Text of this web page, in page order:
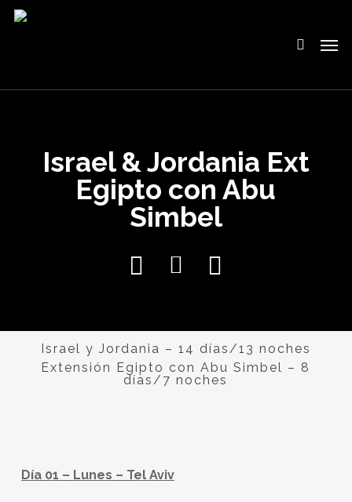
Skip
Israel & Jordania Ext
Egipto con Abu
Simbel
Israel y Jordania – 14 días/13 noches
Extensión Egipto con Abu Simbel – 8
días/7 noches
Día 01 – Lunes – Tel Aviv